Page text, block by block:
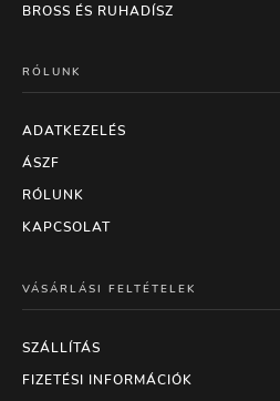
BROSS ÉS RUHADÍSZ
RÓLUNK
ADATKEZELÉS
ÁSZF
RÓLUNK
KAPCSOLAT
VÁSÁRLÁSI FELTÉTELEK
SZÁLLÍTÁS
FIZETÉSI INFORMÁCIÓK